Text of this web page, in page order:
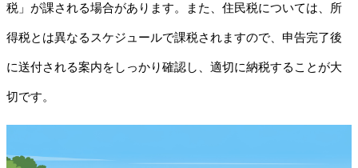
税」が課される場合があります。また、住民税については、所
得税とは異なるスケジュールで課税されますので、申告完了後
に送付される案内をしっかり確認し、適切に納税することが大
切です。